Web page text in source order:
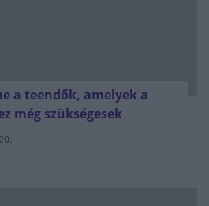
a teendők, amelyek a
még szükségesek